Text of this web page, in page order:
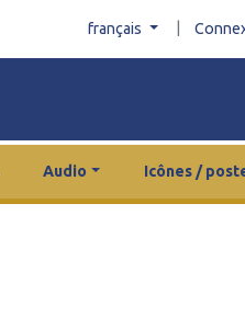
français
Audio Icônes /